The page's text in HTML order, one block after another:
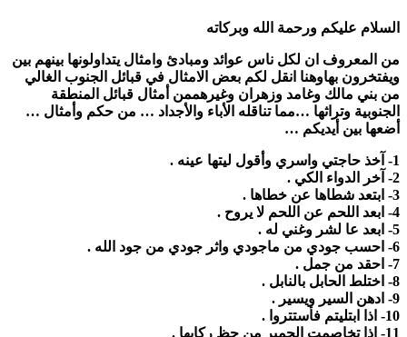
السلام عليكم ورحمة الله وبركاته
من المعروف ان لكل ناس عوائد ومبادئ وامثال يتداولونها بينهم بين
ويفتخرون بهاوهنا انقل لكم بعض الامثال في قبائل الجنوب الغالي
من بني مالك وغامد وزهران وغيرهممن أمثال قبائل المنطقة
الجنوبية وتراثها …مما تناقله الأباء والأجداد … من حكم وأمثال …
أضعها بين أيديكم …
1- آخذ حاجتي واسري وأقول ليتها عينه .
2- آخر الدواء الكي .
3- ابتعد شطاها عن خطاها .
4- ابعد اللحم عن اللحم لا يروح .
5- ابعد عا لشر وغني له .
6- احسب جودي من ماجودي واثر جودي من جود الله .
7- احقد من جمل .
8- اختلط الحابل بالنابل .
9- ادهن السير ويسير .
10- اذا ابتليتم فأستتروا .
11- اذا تخاصمت الحمير من حظ ركابها .